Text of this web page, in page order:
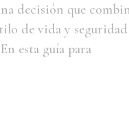
decisión que
de vida y seguridad
esta guía para